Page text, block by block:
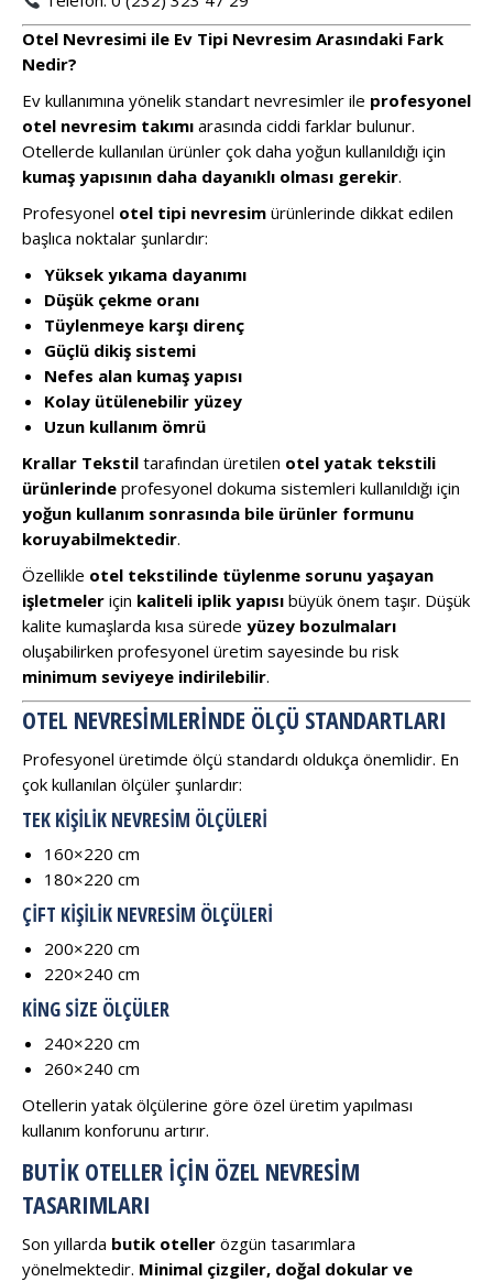
Otel Nevresimi ile Ev Tipi Nevresim Arasındaki Fark
Nedir?
Ev kullanımına yönelik standart nevresimler ile profesyonel
otel nevresim takımı arasında ciddi farklar bulunur.
Otellerde kullanılan ürünler çok daha yoğun kullanıldığı için
kumaş yapısının daha dayanıklı olması gerekir.
Profesyonel otel tipi nevresim ürünlerinde dikkat edilen
başlıca noktalar şunlardır:
Yüksek yıkama dayanımı
Düşük çekme oranı
Tüylenmeye karşı direnç
Güçlü dikiş sistemi
Nefes alan kumaş yapısı
Kolay ütülenebilir yüzey
Uzun kullanım ömrü
Krallar Tekstil tarafından üretilen otel yatak tekstili
ürünlerinde profesyonel dokuma sistemleri kullanıldığı için
yoğun kullanım sonrasında bile ürünler formunu
koruyabilmektedir.
Özellikle otel tekstilinde tüylenme sorunu yaşayan
işletmeler için kaliteli iplik yapısı büyük önem taşır. Düşük
kalite kumaşlarda kısa sürede yüzey bozulmaları
oluşabilirken profesyonel üretim sayesinde bu risk
minimum seviyeye indirilebilir.
OTEL NEVRESIMLERINDE ÖLÇÜ STANDARTLARI
Profesyonel üretimde ölçü standardı oldukça önemlidir. En
çok kullanılan ölçüler şunlardır:
TEK KIŞILIK NEVRESIM ÖLÇÜLERI
160×220 cm
180×220 cm
ÇIFT KIŞILIK NEVRESIM ÖLÇÜLERI
200×220 cm
220×240 cm
KING SIZE ÖLÇÜLER
240×220 cm
260×240 cm
Otellerin yatak ölçülerine göre özel üretim yapılması
kullanım konforunu artırır.
BUTIK OTELLER İÇIN ÖZEL NEVRESIM
TASARIMLARI
Son yıllarda butik oteller özgün tasarımlara
yönelmektedir. Minimal çizgiler, doğal dokular ve